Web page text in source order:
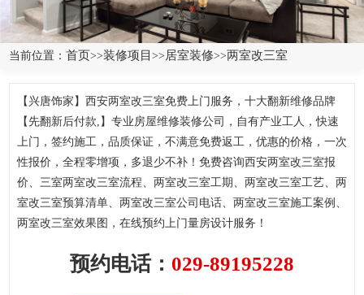
当前位置：首页>>装修项目>>居室装修>>两室改三室
【兴唐饰家】西安两室改三室免费上门服务，十大翻新维修品牌
【先翻新后付款,】专业房屋维修装修公司，自有产业工人，快速
上门，签约施工，品质保证，不满意免费返工，优惠的价格，一次
性报价，全程零增项，多退少不补！免费咨询西安两室改三室报
价、三室两室改三室流程、两室改三室工期、两室改三室工艺、两
室改三室预算清单、两室改三室公司电话、两室改三室施工案例、
两室改三室效果图，在线预约上门量房设计服务！
预约电话： 029-89195228